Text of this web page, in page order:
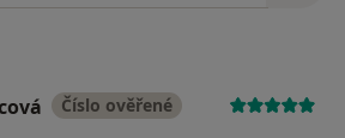
Číslo ověřené